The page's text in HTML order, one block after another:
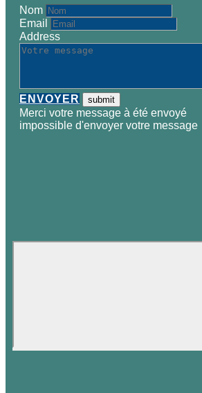
Nom
Email
Address
ENVOYER
Merci votre message à été envoyé
impossible d'envoyer votre message